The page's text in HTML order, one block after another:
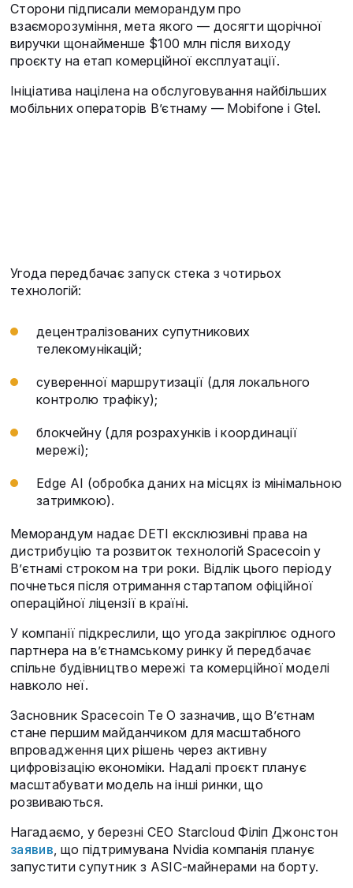
Сторони підписали меморандум про
взаєморозуміння, мета якого — досягти щорічної
виручки щонайменше $100 млн після виходу
проєкту на етап комерційної експлуатації.
Ініціатива націлена на обслуговування найбільших
мобільних операторів В’єтнаму — Mobifone і Gtel.
Угода передбачає запуск стека з чотирьох
технологій:
децентралізованих супутникових
телекомунікацій;
суверенної маршрутизації (для локального
контролю трафіку);
блокчейну (для розрахунків і координації
мережі);
Edge AI (обробка даних на місцях із мінімальною
затримкою).
Меморандум надає DETI ексклюзивні права на
дистрибуцію та розвиток технологій Spacecoin у
В’єтнамі строком на три роки. Відлік цього періоду
почнеться після отримання стартапом офіційної
операційної ліцензії в країні.
У компанії підкреслили, що угода закріплює одного
партнера на в’єтнамському ринку й передбачає
спільне будівництво мережі та комерційної моделі
навколо неї.
Засновник Spacecoin Те О зазначив, що В’єтнам
стане першим майданчиком для масштабного
впровадження цих рішень через активну
цифровізацію економіки. Надалі проєкт планує
масштабувати модель на інші ринки, що
розвиваються.
Нагадаємо, у березні CEO Starcloud Філіп Джонстон
заявив, що підтримувана Nvidia компанія планує
запустити супутник з ASIC-майнерами на борту.